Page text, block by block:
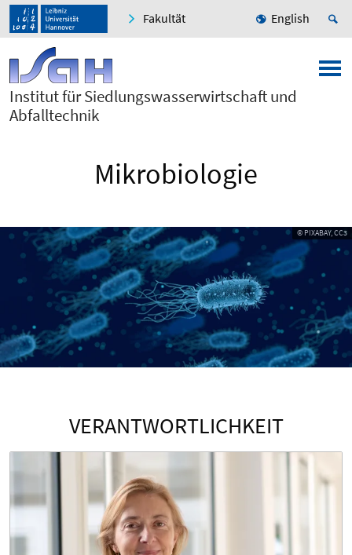
Fakultät English
Institut für Siedlungswasserwirtschaft und
Abfalltechnik
Mikrobiologie
© PIXABAY, CC3
VERANTWORTLICHKEIT